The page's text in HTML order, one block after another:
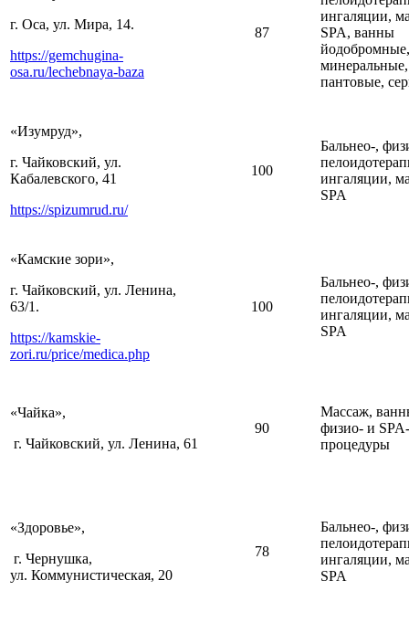
г. Оса, ул. Мира, 14.
https://gemchugina-
osa.ru/lechebnaya-baza
87
ингаляции,
SPA, ванны
йодобромные,
минеральные,
пантовые,
«Изумруд»,
г. Чайковский, ул.
Кабалевского, 41
https://spizumrud.ru/
100
Бальнео-,
ингаляции,
SPA
«Камские зори»,
г. Чайковский, ул. Ленина,
63/1.
https://kamskie-
zori.ru/price/medica.php
100
Бальнео-,
ингаляции,
SPA
«Чайка»,
г. Чайковский, ул. Ленина, 61
90
Массаж,
физио- и SPA-
процедуры
«Здоровье»,
г. Чернушка,
ул. Коммунистическая, 20
78
Бальнео-,
ингаляции,
SPA